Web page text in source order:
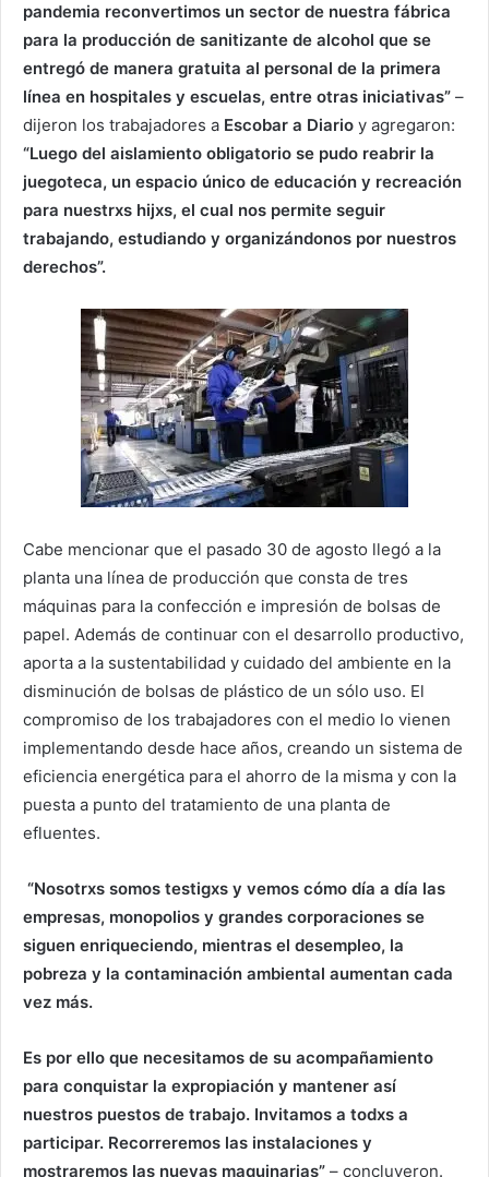
pandemia reconvertimos un sector de nuestra fábrica
para la producción de sanitizante de alcohol que se
entregó de manera gratuita al personal de la primera
línea en hospitales y escuelas, entre otras iniciativas” –
dijeron los trabajadores a Escobar a Diario y agregaron:
“Luego del aislamiento obligatorio se pudo reabrir la
juegoteca, un espacio único de educación y recreación
para nuestrxs hijxs, el cual nos permite seguir
trabajando, estudiando y organizándonos por nuestros
derechos”.
Cabe mencionar que el pasado 30 de agosto llegó a la
planta una línea de producción que consta de tres
máquinas para la confección e impresión de bolsas de
papel. Además de continuar con el desarrollo productivo,
aporta a la sustentabilidad y cuidado del ambiente en la
disminución de bolsas de plástico de un sólo uso. El
compromiso de los trabajadores con el medio lo vienen
implementando desde hace años, creando un sistema de
eficiencia energética para el ahorro de la misma y con la
puesta a punto del tratamiento de una planta de
efluentes.
“Nosotrxs somos testigxs y vemos cómo día a día las
empresas, monopolios y grandes corporaciones se
siguen enriqueciendo, mientras el desempleo, la
pobreza y la contaminación ambiental aumentan cada
vez más.
Es por ello que necesitamos de su acompañamiento
para conquistar la expropiación y mantener así
nuestros puestos de trabajo. Invitamos a todxs a
participar. Recorreremos las instalaciones y
mostraremos las nuevas maquinarias” – concluyeron.